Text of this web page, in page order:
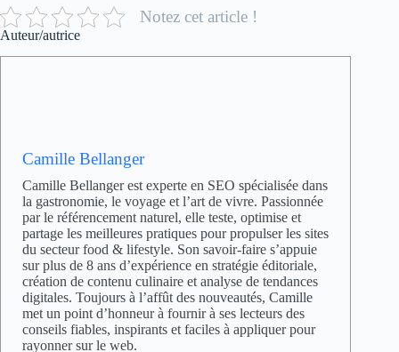
Notez cet article !
Auteur/autrice
Camille Bellanger
Camille Bellanger est experte en SEO spécialisée dans
la gastronomie, le voyage et l’art de vivre. Passionnée
par le référencement naturel, elle teste, optimise et
partage les meilleures pratiques pour propulser les sites
du secteur food & lifestyle. Son savoir-faire s’appuie
sur plus de 8 ans d’expérience en stratégie éditoriale,
création de contenu culinaire et analyse de tendances
digitales. Toujours à l’affût des nouveautés, Camille
met un point d’honneur à fournir à ses lecteurs des
conseils fiables, inspirants et faciles à appliquer pour
rayonner sur le web.